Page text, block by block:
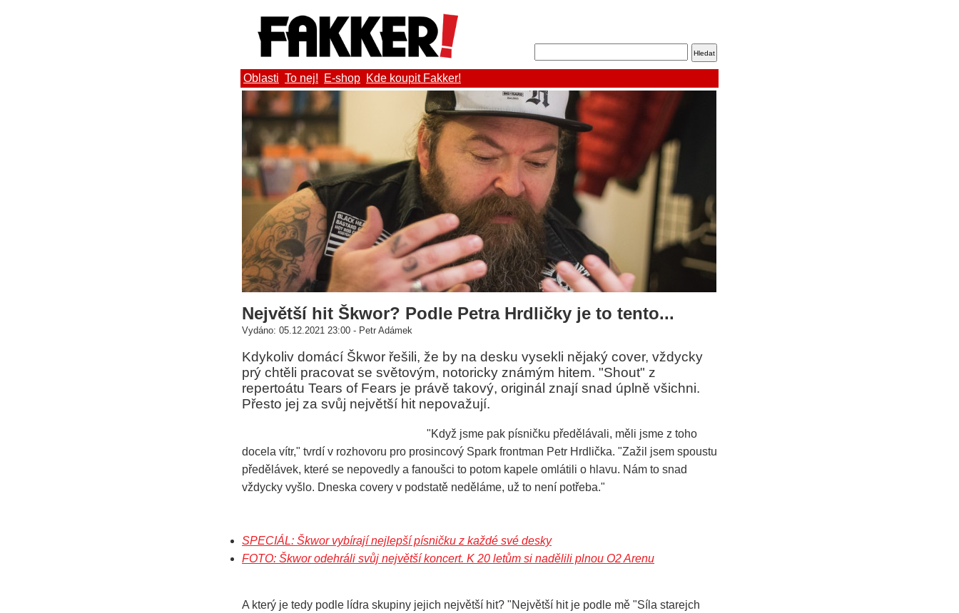
Oblasti To nej! E-shop Kde koupit Fakker!
Největší hit Škwor? Podle Petra Hrdličky je to tento...
Vydáno: 05.12.2021 23:00 - Petr Adámek
Kdykoliv domácí Škwor řešili, že by na desku vysekli nějaký cover, vždycky
prý chtěli pracovat se světovým, notoricky známým hitem. "Shout" z
repertoátu Tears of Fears je právě takový, originál znají snad úplně všichni.
Přesto jej za svůj největší hit nepovažují.
"Když jsme pak písničku předělávali, měli jsme z toho
docela vítr," tvrdí v rozhovoru pro prosincový Spark frontman Petr Hrdlička. "Zažil jsem spoustu
předělávek, které se nepovedly a fanoušci to potom kapele omlátili o hlavu. Nám to snad
vždycky vyšlo. Dneska covery v podstatě neděláme, už to není potřeba."
SPECIÁL: Škwor vybírají nejlepší písničku z každé své desky
FOTO: Škwor odehráli svůj největší koncert. K 20 letům si nadělili plnou O2 Arenu
A který je tedy podle lídra skupiny jejich největší hit? "Největší hit je podle mě "Síla starejch